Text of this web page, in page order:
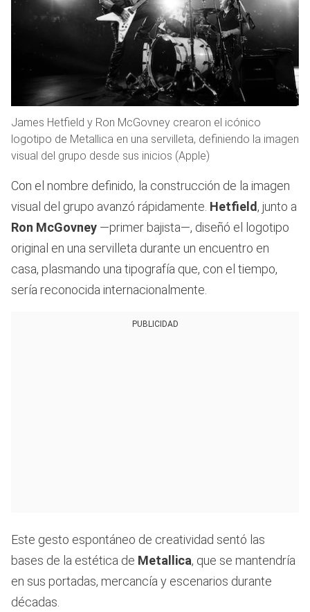
James Hetfield y Ron McGovney crearon el icónico
logotipo de Metallica en una servilleta, definiendo la imagen
visual del grupo desde sus inicios (Apple)
Con el nombre definido, la construcción de la imagen
visual del grupo avanzó rápidamente. Hetfield, junto a
Ron McGovney —primer bajista—, diseñó el logotipo
original en una servilleta durante un encuentro en
casa, plasmando una tipografía que, con el tiempo,
sería reconocida internacionalmente.
PUBLICIDAD
Este gesto espontáneo de creatividad sentó las
bases de la estética de Metallica, que se mantendría
en sus portadas, mercancía y escenarios durante
décadas.